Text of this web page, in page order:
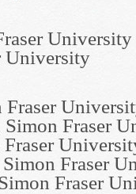
University
Fraser
Fraser
Fraser
Fraser